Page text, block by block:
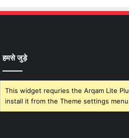
हमसे जुड़े
This widget requries the Arqam Lite
install it from the Theme settings